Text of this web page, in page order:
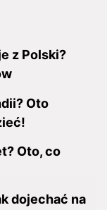
z Polski?
Oto
Oto, co
dojechać na